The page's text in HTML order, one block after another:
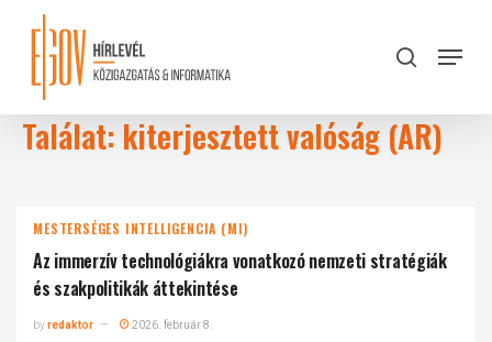
content
search
Menu
Találat: kiterjesztett valóság (AR)
MESTERSÉGES INTELLIGENCIA (MI)
Az immerzív technológiákra vonatkozó nemzeti stratégiák
és szakpolitikák áttekintése
byredaktor 2026. február 8.
Close